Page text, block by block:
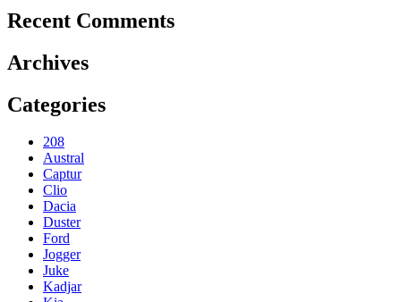
Recent Comments
Archives
Categories
208
Austral
Captur
Clio
Dacia
Duster
Ford
Jogger
Juke
Kadjar